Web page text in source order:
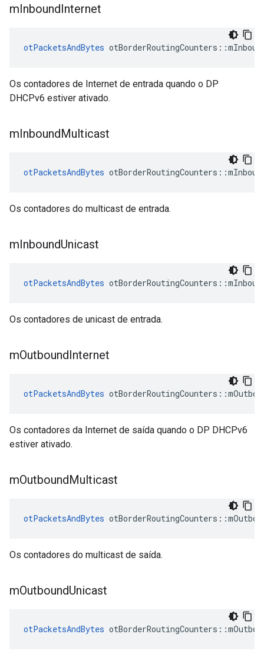
mInboundInternet
otPacketsAndBytes otBorderRoutingCounters ::
Os contadores de Internet de entrada quando o DP
DHCPv6 estiver ativado.
mInboundMulticast
otPacketsAndBytes otBorderRoutingCounters ::
Os contadores do multicast de entrada.
mInboundUnicast
otPacketsAndBytes otBorderRoutingCounters ::
Os contadores de unicast de entrada.
mOutboundInternet
otPacketsAndBytes otBorderRoutingCounters ::
Os contadores da Internet de saída quando o DP DHCPv6
estiver ativado.
mOutboundMulticast
otPacketsAndBytes otBorderRoutingCounters ::
Os contadores do multicast de saída.
mOutboundUnicast
otPacketsAndBytes otBorderRoutingCounters ::